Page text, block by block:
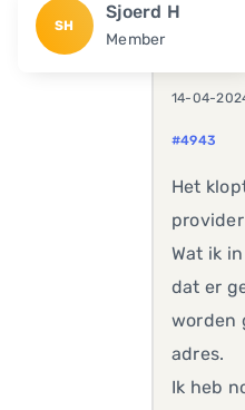
SH
Sjoerd H
Member
14-04-
#4943
Het
Wat ik
dat er
worden
adres.
Ik heb